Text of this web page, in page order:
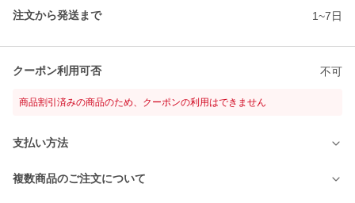
注文から発送まで 1~7日
クーポン利用可否 不可
商品割引済みの商品のため、クーポンの利用はできません
支払い方法
複数商品のご注文について